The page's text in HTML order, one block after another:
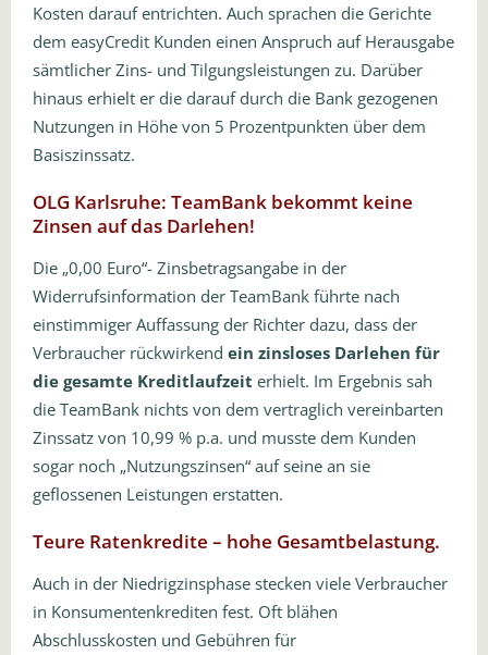
Kosten darauf entrichten. Auch sprachen die Gerichte
dem easyCredit Kunden einen Anspruch auf Herausgabe
sämtlicher Zins- und Tilgungsleistungen zu. Darüber
hinaus erhielt er die darauf durch die Bank gezogenen
Nutzungen in Höhe von 5 Prozentpunkten über dem
Basiszinssatz.
OLG Karlsruhe: TeamBank bekommt keine
Zinsen auf das Darlehen!
Die „0,00 Euro“- Zinsbetragsangabe in der
Widerrufsinformation der TeamBank führte nach
einstimmiger Auffassung der Richter dazu, dass der
Verbraucher rückwirkend ein zinsloses Darlehen für
die gesamte Kreditlaufzeit erhielt. Im Ergebnis sah
die TeamBank nichts von dem vertraglich vereinbarten
Zinssatz von 10,99 % p.a. und musste dem Kunden
sogar noch „Nutzungszinsen“ auf seine an sie
geflossenen Leistungen erstatten.
Teure Ratenkredite – hohe Gesamtbelastung.
Auch in der Niedrigzinsphase stecken viele Verbraucher
in Konsumentenkrediten fest. Oft blähen
Abschlusskosten und Gebühren für